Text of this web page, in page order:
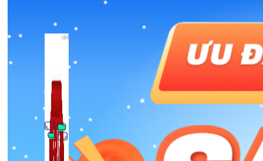
1,066 bài viết